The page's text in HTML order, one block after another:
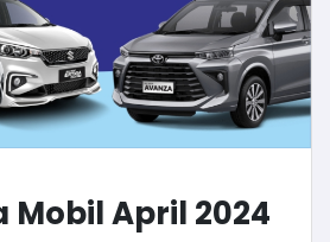
Mobil April 2024